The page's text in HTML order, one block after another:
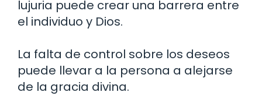
lujuria puede crear una barrera entre
el individuo y Dios.
La falta de control sobre los deseos
puede llevar a la persona a alejarse
de la gracia divina.